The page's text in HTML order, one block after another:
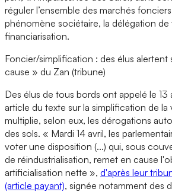
réguler l’ensemble des marchés
phénomène sociétaire, la délégation de
financiarisation.
Foncier/simplification : des élus alertent
cause » du Zan (tribune)
Des élus de tous bords ont appelé le 13
article du texte sur la simplification de
multiplie, selon eux, les dérogations
des sols. « Mardi 14 avril, les
voter une disposition (...) qui, sous
de réindustrialisation, remet en cause
artificialisation nette », d'après leur
(article payant), signée notamment des